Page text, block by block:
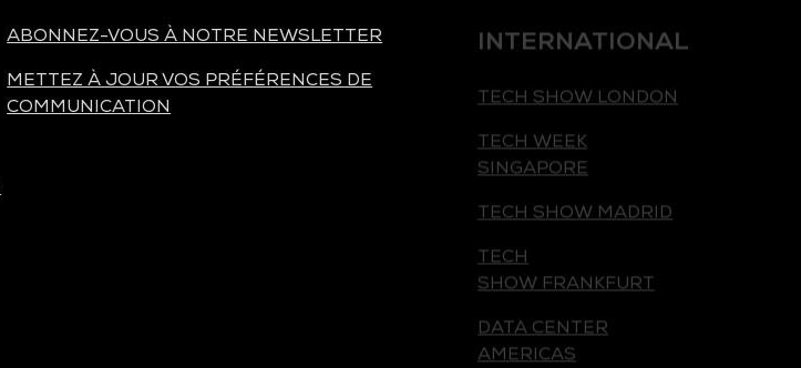
ABONNEZ-VOUS À NOTRE NEWSLETTER
METTEZ À JOUR VOS PRÉFÉRENCES DE
COMMUNICATION
TECH SHOW LONDON
SINGAPORE
TECH SHOW MADRID
SHOW FRANKFURT
DATA CENTER
AMERICAS